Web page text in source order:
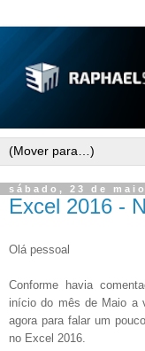
sábado, 23 de
Excel 2016 -
Olá pessoal
Conforme havia
início do mês de Maio a
agora para falar um
no Excel 2016.